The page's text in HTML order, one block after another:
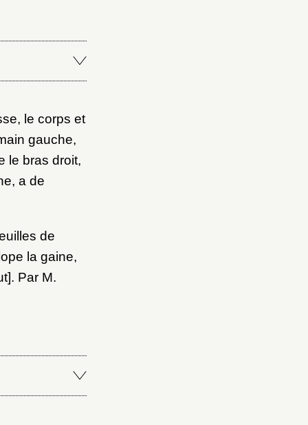
le corps et
gauche,
le bras droit,
a de
de
la gaine,
Par M.